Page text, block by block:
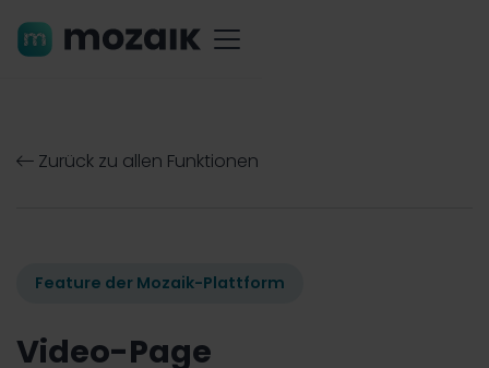
 Zurück zu allen Funktionen
Feature der Mozaik-Plattform
Video-Page